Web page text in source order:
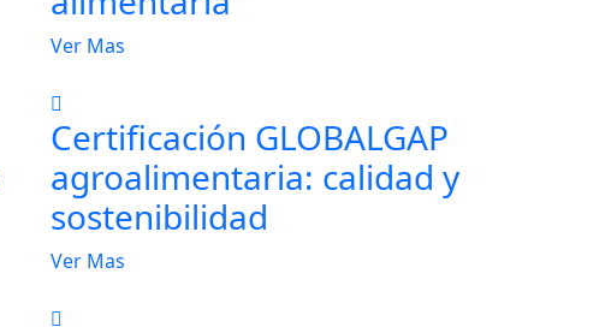
Ver Mas
Certificación GLOBALGAP
agroalimentaria: calidad y
sostenibilidad
Ver Mas